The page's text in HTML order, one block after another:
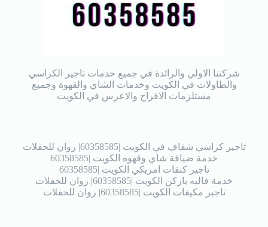
شركتنا الاولي والرائدة في جميع خدمات تاجير الكراسي
والطاولات في الكويت وخدمات الشاي والقهوة وجميع
مستلزمات الافراح والاعرس في الكويت
تاجير كراسي شفاف في الكويت |60358585| روان للحفلات
خدمة ضيافة شاي وقهوه الكويت |60358585
تاجير كنفات امريكي الكويت |60358585
خدمة فاليه باركن الكويت |60358585| روان للحفلات
تاجير مكيفات الكويت |60358585| روان للحفلات